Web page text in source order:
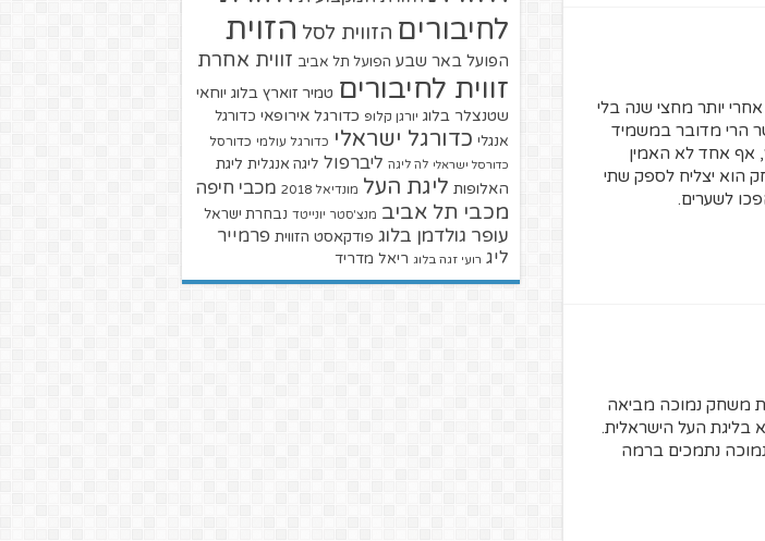
יותר מחצי שנה בלי
הרי מדובר במשמיד
1 בארץ, אף אחד לא האמין
הוא יצליח לספק שתי
לשערים.
משחק נמוכה מביאה
העל הישראלית.
נתמכים ברמה
לחיבורים הזווית לסל הזוית
הפועל באר שבע הפועל תל אביב זווית אחרת
זווית לחיבורים טמיר זוארץ בלוג יוחאי
שטנצלר בלוג יורגן קלופ כדורגל אירופאי כדורגל
אנגלי כדורגל ישראלי כדורגל עולמי כדורסל
כדורסל ישראלי לה ליגה ליברפול ליגה אנגלית ליגת
האלופות ליגת העל מונדיאל 2018 מכבי חיפה
מכבי תל אביב מנצ'סטר יונייטד נבחרת ישראל
עופר גולדמן בלוג פודקאסט הזווית פרמייר
ליג רועי זגה בלוג ריאל מדריד